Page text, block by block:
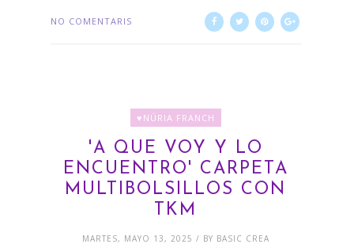
NO COMENTARIS
♥NÚRIA FRANCH
'A QUE VOY Y LO
ENCUENTRO' CARPETA
MULTIBOLSILLOS CON
TKM
MARTES, MAYO 13, 2025 / BY BASIC CREA